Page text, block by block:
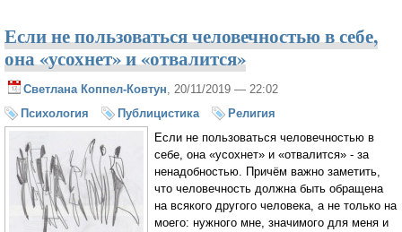
Если не пользоваться человечностью в себе,
она «усохнет» и «отвалится»
Светлана Коппел-Ковтун, 20/11/2019 — 22:02
Психология
Публицистика
Религия
Если не пользоваться человечностью в
себе, она «усохнет» и «отвалится» - за
ненадобностью. Причём важно заметить,
что человечность должна быть обращена
на всякого другого человека, а не только на
моего: нужного мне, значимого для меня и